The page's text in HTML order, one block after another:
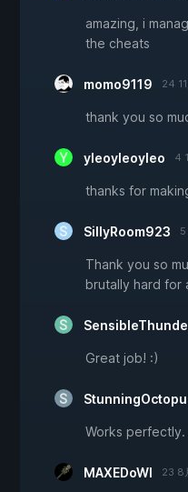
amazing, i
the cheats
momo9119 24 11
thank you so
yleoyleoyleo 4
thanks for
SillyRoom923 5
Thank you so
brutally hard for
Great job! :)
Works
MAXEDoWl 23 8